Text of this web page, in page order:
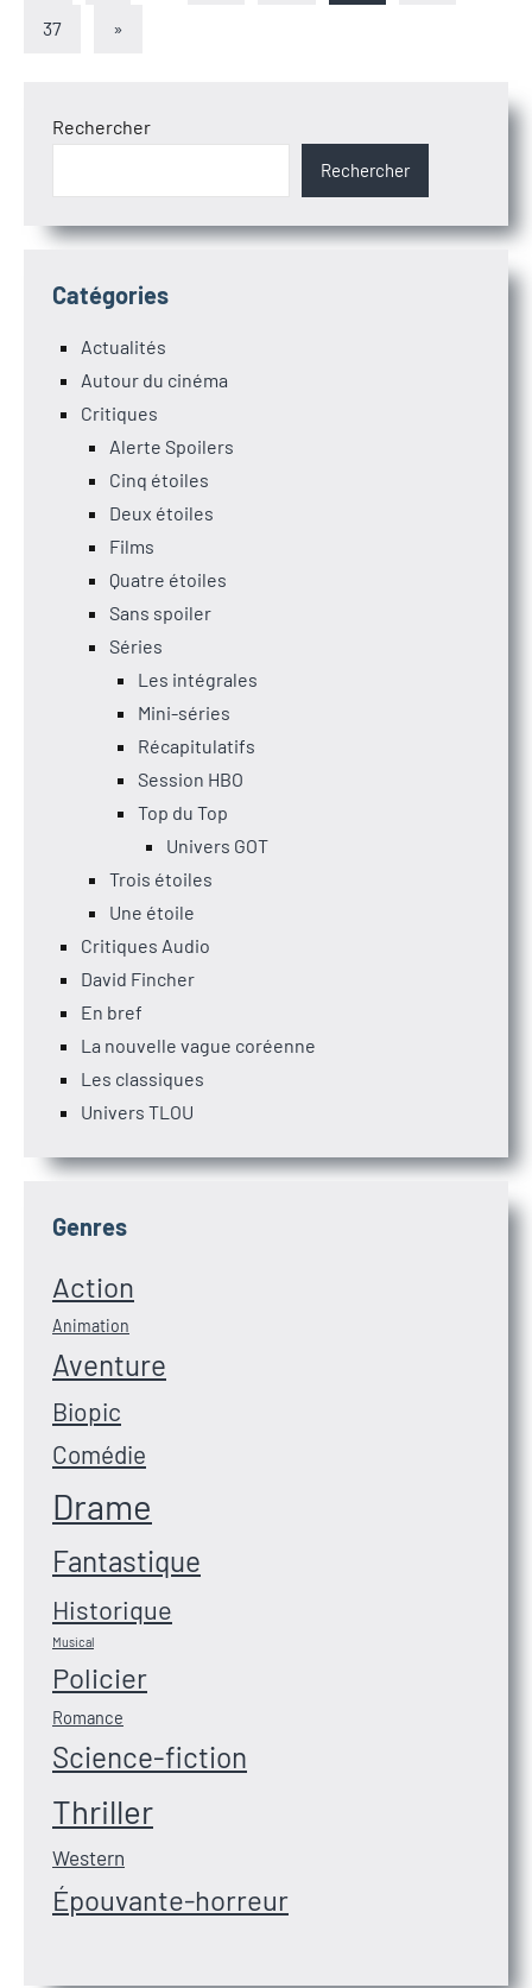
des
37
Articles
»
Rechercher
Rechercher
Catégories
Actualités
Autour du cinéma
Critiques
Alerte Spoilers
Cinq étoiles
Deux étoiles
Films
Quatre étoiles
Sans spoiler
Séries
Les intégrales
Mini-séries
Récapitulatifs
Session HBO
Top du Top
Univers GOT
Trois étoiles
Une étoile
Critiques Audio
David Fincher
En bref
La nouvelle vague coréenne
Les classiques
Univers TLOU
Genres
Action
Animation
Aventure
Biopic
Comédie
Drame
Fantastique
Historique
Musical
Policier
Romance
Science-fiction
Thriller
Western
Épouvante-horreur